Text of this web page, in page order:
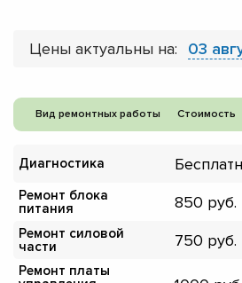
Цены актуальны на: 03
Вид ремонтных работы Стоимость
Диагностика
Ремонт блока
питания
850
Ремонт силовой
части
750
Ремонт платы